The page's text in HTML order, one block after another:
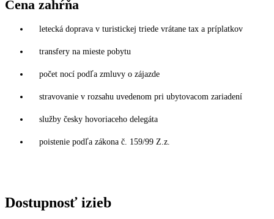
Cena zahŕňa
letecká doprava v turistickej triede vrátane tax a príplatkov
transfery na mieste pobytu
počet nocí podľa zmluvy o zájazde
stravovanie v rozsahu uvedenom pri ubytovacom zariadení
služby česky hovoriaceho delegáta
poistenie podľa zákona č. 159/99 Z.z.
Dostupnosť izieb